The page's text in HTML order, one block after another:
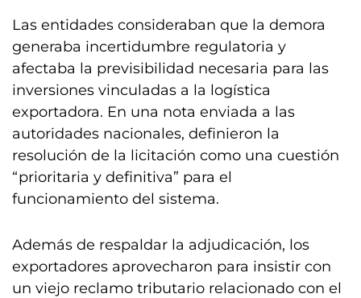
Las entidades consideraban que la demora
generaba incertidumbre regulatoria y
afectaba la previsibilidad necesaria para las
inversiones vinculadas a la logística
exportadora. En una nota enviada a las
autoridades nacionales, definieron la
resolución de la licitación como una cuestión
“prioritaria y definitiva” para el
funcionamiento del sistema.
Además de respaldar la adjudicación, los
exportadores aprovecharon para insistir con
un viejo reclamo tributario relacionado con el